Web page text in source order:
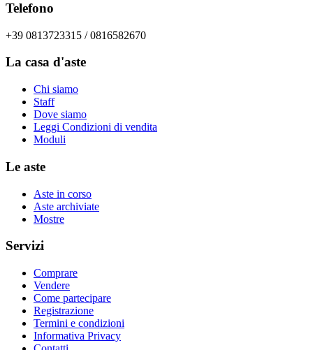
Telefono
+39 0813723315 / 0816582670
La casa d'aste
Chi siamo
Staff
Dove siamo
Leggi Condizioni di vendita
Moduli
Le aste
Aste in corso
Aste archiviate
Mostre
Servizi
Comprare
Vendere
Come partecipare
Registrazione
Termini e condizioni
Informativa Privacy